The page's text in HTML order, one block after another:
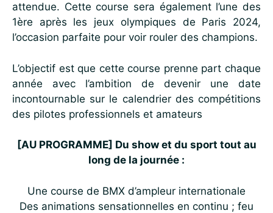
attendue. Cette course sera également l’une des
1ère après les jeux olympiques de Paris 2024,
l’occasion parfaite pour voir rouler des champions.
L’objectif est que cette course prenne part chaque
année avec l’ambition de devenir une date
incontournable sur le calendrier des compétitions
des pilotes professionnels et amateurs
[AU PROGRAMME] Du show et du sport tout au
long de la journée :
Une course de BMX d’ampleur internationale
Des animations sensationnelles en continu ; feu